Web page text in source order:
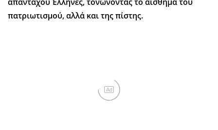
πατριωτισμού, αλλά και της πίστης.
Ad